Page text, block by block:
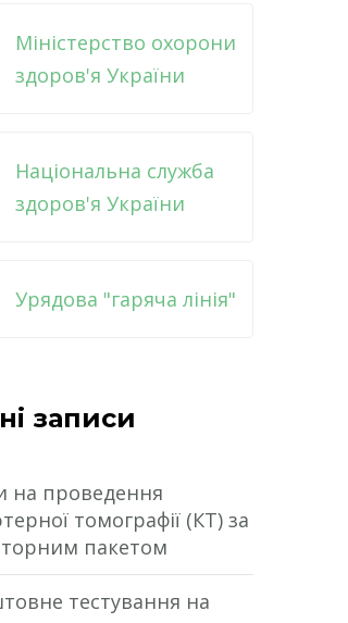
Міністерство охорони
здоров'я України
Національна служба
здоров'я України
Урядова "гаряча лінія"
записи
на проведення
томографії (КТ) за
пакетом
тестування на